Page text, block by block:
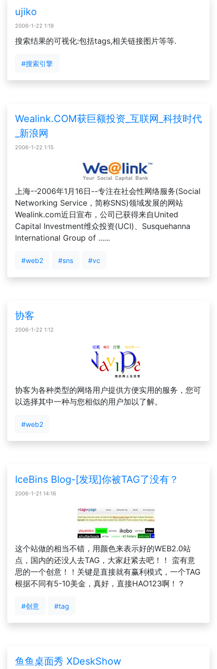
ujiko
2006-1-22 1:19
搜索结果的可视化:包括tags,相关链接图片等等.
#搜索引擎
Wealink.COM获巨额投资_互联网_科技时代
_新浪网
2006-1-22 1:15
上海--2006年1月16日--专注在社会性网络服务(Social
Networking Service，简称SNS)领域发展的网站
Wealink.com近日宣布，公司已获得来自United
Capital Investment维众投资(UCI)、Susquehanna
International Group of ......
#web2 #sns #vc
协客
2006-1-22 1:12
协客为各种类型的网络用户提供方便实用的服务，您可
以选择其中一种与您相似的用户加以了解。
#web2
IceBins Blog-[发现]你被TAG了没有？
2006-1-21 14:16
这个站做的相当不错，用颜色来表示好的WEB2.0站
点，国内的还没人去TAG，大家赶紧去吧！！ 蛮有意
思的一个创意！！关键是直接就有赢利模式，一个TAG
根据不同有5-10美金，真好，直接HAO123啊！？
#创意 #tag
鱼鱼桌面秀 XDeskShow